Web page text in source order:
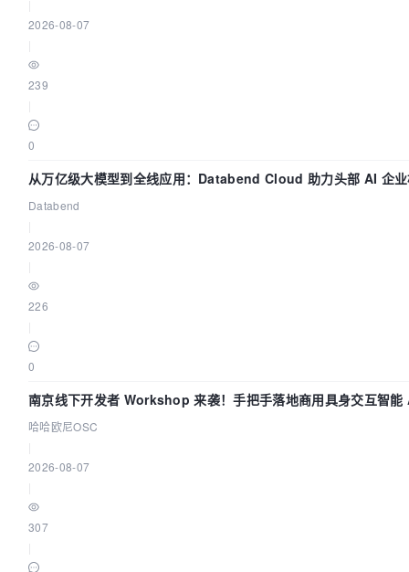
2026-08-07
239
0
从万亿级大模型到全线应用：Databend Cloud 助力头部 AI 企
Databend
2026-08-07
226
0
南京线下开发者 Workshop 来袭！手把手落地商用具身交互智
哈哈欧尼OSC
2026-08-07
307